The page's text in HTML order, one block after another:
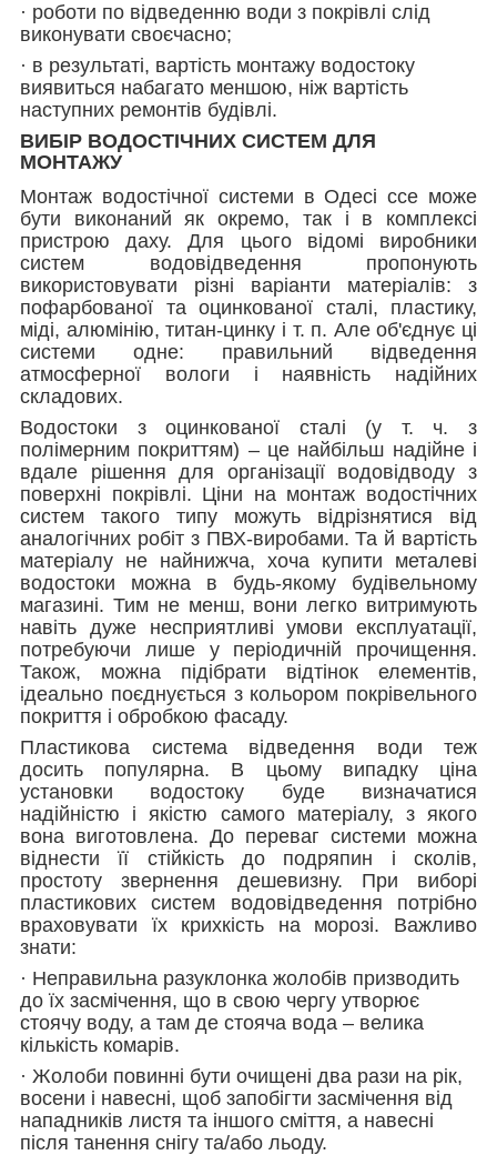
· роботи по відведенню води з покрівлі слід
виконувати своєчасно;
· в результаті, вартість монтажу водостоку
виявиться набагато меншою, ніж вартість
наступних ремонтів будівлі.
ВИБІР ВОДОСТІЧНИХ СИСТЕМ ДЛЯ
МОНТАЖУ
Монтаж водостічної системи в Одесі ссе може
бути виконаний як окремо, так і в комплексі
пристрою даху. Для цього відомі виробники
систем водовідведення пропонують
використовувати різні варіанти матеріалів: з
пофарбованої та оцинкованої сталі, пластику,
міді, алюмінію, титан-цинку і т. п. Але об'єднує ці
системи одне: правильний відведення
атмосферної вологи і наявність надійних
складових.
Водостоки з оцинкованої сталі (у т. ч. з
полімерним покриттям) – це найбільш надійне і
вдале рішення для організації водовідводу з
поверхні покрівлі. Ціни на монтаж водостічних
систем такого типу можуть відрізнятися від
аналогічних робіт з ПВХ-виробами. Та й вартість
матеріалу не найнижча, хоча купити металеві
водостоки можна в будь-якому будівельному
магазині. Тим не менш, вони легко витримують
навіть дуже несприятливі умови експлуатації,
потребуючи лише у періодичній прочищення.
Також, можна підібрати відтінок елементів,
ідеально поєднується з кольором покрівельного
покриття і обробкою фасаду.
Пластикова система відведення води теж
досить популярна. В цьому випадку ціна
установки водостоку буде визначатися
надійністю і якістю самого матеріалу, з якого
вона виготовлена. До переваг системи можна
віднести її стійкість до подряпин і сколів,
простоту звернення дешевизну. При виборі
пластикових систем водовідведення потрібно
враховувати їх крихкість на морозі. Важливо
знати:
· Неправильна разуклонка жолобів призводить
до їх засмічення, що в свою чергу утворює
стоячу воду, а там де стояча вода – велика
кількість комарів.
· Жолоби повинні бути очищені два рази на рік,
восени і навесні, щоб запобігти засмічення від
нападників листя та іншого сміття, а навесні
після танення снігу та/або льоду.